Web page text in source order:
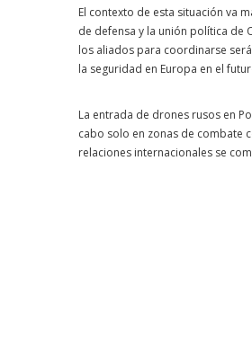
El contexto de esta situación va
de defensa y la unión política de
los aliados para coordinarse
la seguridad en Europa en el
La entrada de drones rusos en
cabo solo en zonas de combate
relaciones internacionales se